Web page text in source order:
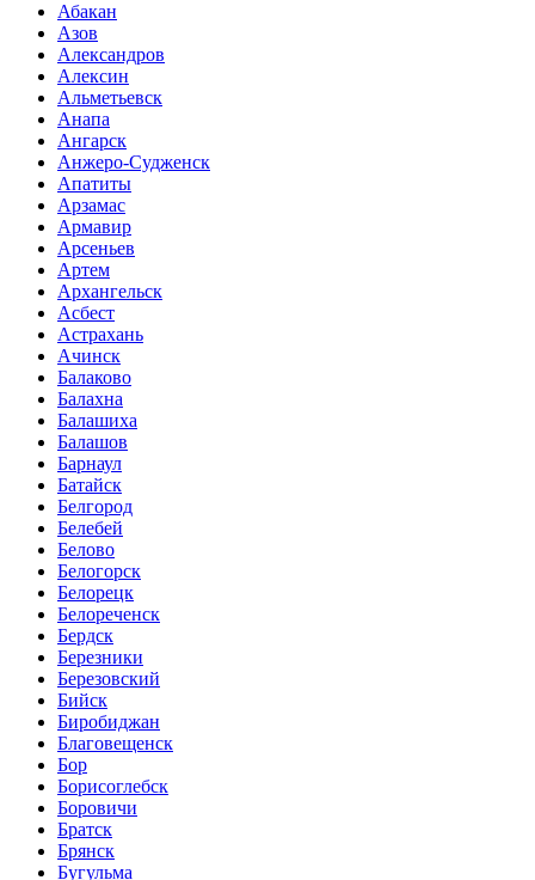
Абакан
Азов
Александров
Алексин
Альметьевск
Анапа
Ангарск
Анжеро-Судженск
Апатиты
Арзамас
Армавир
Арсеньев
Артем
Архангельск
Асбест
Астрахань
Ачинск
Балаково
Балахна
Балашиха
Балашов
Барнаул
Батайск
Белгород
Белебей
Белово
Белогорск
Белорецк
Белореченск
Бердск
Березники
Березовский
Бийск
Биробиджан
Благовещенск
Бор
Борисоглебск
Боровичи
Братск
Брянск
Бугульма